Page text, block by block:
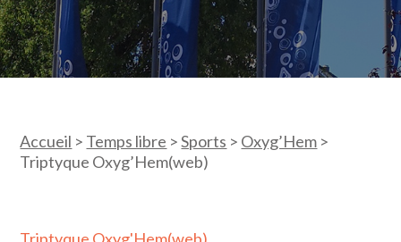
Accueil > Temps libre >Sports > Oxyg’Hem >
Triptyque Oxyg’Hem(web)